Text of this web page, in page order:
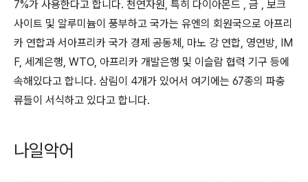
7%가 사용한다고 합니다. 천연자원, 특히 다이아몬드 , 금 , 보크
사이트 및 알루미늄이 풍부하고 국가는 유엔의 회원국으로 아프리
카 연합과 서아프리카 국가 경제 공동체, 마노 강 연합, 영연방, IM
F, 세계은행, WTO, 아프리카 개발은행 및 이슬람 협력 기구 등에
속해있다고 합니다. 삼림이 4개가 있어서 여기에는 67종의 파충
류들이 서식하고 있다고 합니다.
나일악어